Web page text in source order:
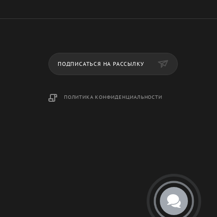
ПОДПИСАТЬСЯ НА РАССЫЛКУ
ПОЛИТИКА КОНФИДЕНЦИАЛЬНОСТИ